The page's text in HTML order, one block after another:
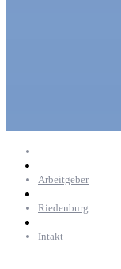
Arbeitgeber
Riedenburg
Intakt